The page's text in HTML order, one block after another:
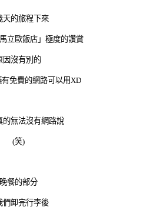
天的旅程下來
立歐飯店」極度的讚賞
因沒有別的
有免費的網路可以用XD
的無法沒有網路說
(笑)
晚餐的部分
們卸完行李後